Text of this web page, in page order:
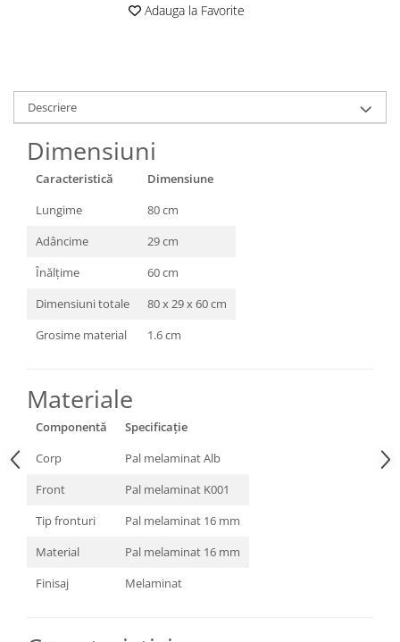
Adauga la Favorite
Descriere
Dimensiuni
Caracteristică
Dimensiune
Lungime
80 cm
Adâncime
29 cm
Înălțime
60 cm
Dimensiuni totale
80 x 29 x 60 cm
Grosime material
1.6 cm
Materiale
Componentă
Specificație
Corp
Pal melaminat Alb
Front
Pal melaminat K001
Tip fronturi
Pal melaminat 16 mm
Material
Pal melaminat 16 mm
Finisaj
Melaminat